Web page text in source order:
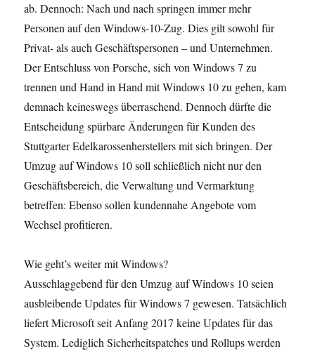
ab. Dennoch: Nach und nach springen immer mehr
Personen auf den Windows-10-Zug. Dies gilt sowohl für
Privat- als auch Geschäftspersonen – und Unternehmen.
Der Entschluss von Porsche, sich von Windows 7 zu
trennen und Hand in Hand mit Windows 10 zu gehen, kam
demnach keineswegs überraschend. Dennoch dürfte die
Entscheidung spürbare Änderungen für Kunden des
Stuttgarter Edelkarossenherstellers mit sich bringen. Der
Umzug auf Windows 10 soll schließlich nicht nur den
Geschäftsbereich, die Verwaltung und Vermarktung
betreffen: Ebenso sollen kundennahe Angebote vom
Wechsel profitieren.
Wie geht’s weiter mit Windows?
Ausschlaggebend für den Umzug auf Windows 10 seien
ausbleibende Updates für Windows 7 gewesen. Tatsächlich
liefert Microsoft seit Anfang 2017 keine Updates für das
System. Lediglich Sicherheitspatches und Rollups werden